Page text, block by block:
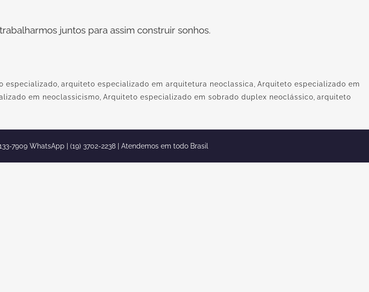
juntos para assim construir sonhos.
especializado arquiteto especializado em arquitetura neoclassica Arquiteto especializado em
em neoclassicismo Arquiteto especializado em sobrado duplex neoclássico arquiteto
7909 WhatsApp | (19) 3702-2238 | Atendemos em todo Brasil